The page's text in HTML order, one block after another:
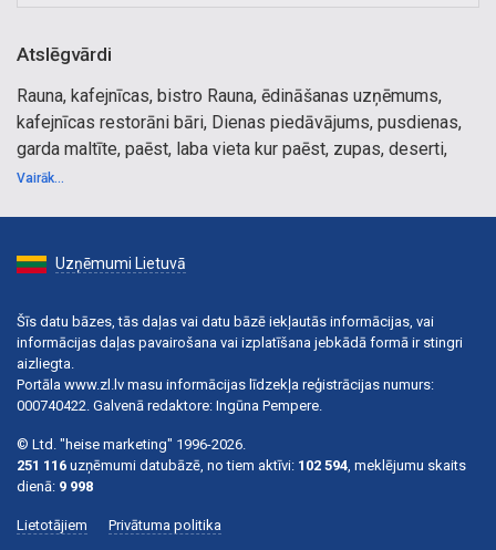
Atslēgvārdi
Rauna, kafejnīcas, bistro Rauna, ēdināšanas uzņēmums,
kafejnīcas restorāni bāri, Dienas piedāvājums, pusdienas,
garda maltīte, paēst, laba vieta kur paēst, zupas, deserti,
banketu galdi, banketu galdu klāšana, izbraukuma banketi,
Tūristu grupu ēdināšana, Vidzeme
Vairāk...
Uzņēmumi Lietuvā
Šīs datu bāzes, tās daļas vai datu bāzē iekļautās informācijas, vai
informācijas daļas pavairošana vai izplatīšana jebkādā formā ir stingri
aizliegta.
Portāla www.zl.lv masu informācijas līdzekļa reģistrācijas numurs:
000740422. Galvenā redaktore: Ingūna Pempere.
© Ltd. "heise marketing" 1996-2026.
251 116 uzņēmumi datubāzē, no tiem aktīvi: 102 594, meklējumu skaits
dienā: 9 998
Lietotājiem Privātuma politika